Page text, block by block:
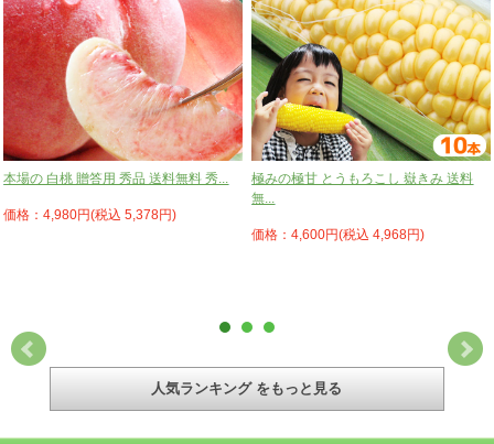
本場の 白桃 贈答用 秀品 送料無料 秀...
価格：4,980円(税込 5,378円)
極みの極甘 とうもろこし 嶽きみ 送料
無...
価格：4,600円(税込 4,968円)
人気ランキング をもっと見る